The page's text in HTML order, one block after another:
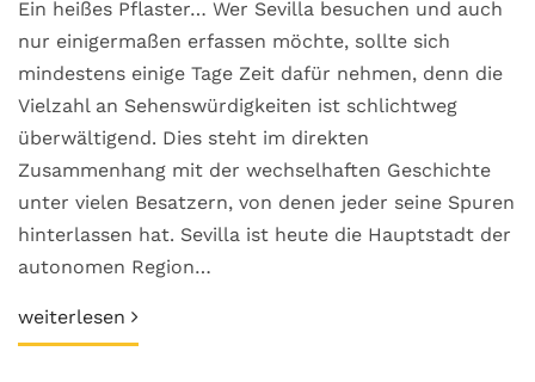
Ein heißes Pflaster… Wer Sevilla besuchen und auch
nur einigermaßen erfassen möchte, sollte sich
mindestens einige Tage Zeit dafür nehmen, denn die
Vielzahl an Sehenswürdigkeiten ist schlichtweg
überwältigend. Dies steht im direkten
Zusammenhang mit der wechselhaften Geschichte
unter vielen Besatzern, von denen jeder seine Spuren
hinterlassen hat. Sevilla ist heute die Hauptstadt der
autonomen Region…
weiterlesen